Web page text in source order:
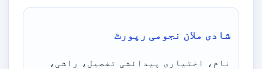
شادی ملان نجومی رپورٹ
نام، اختیاری پیدائشی تفصیل، راشی،